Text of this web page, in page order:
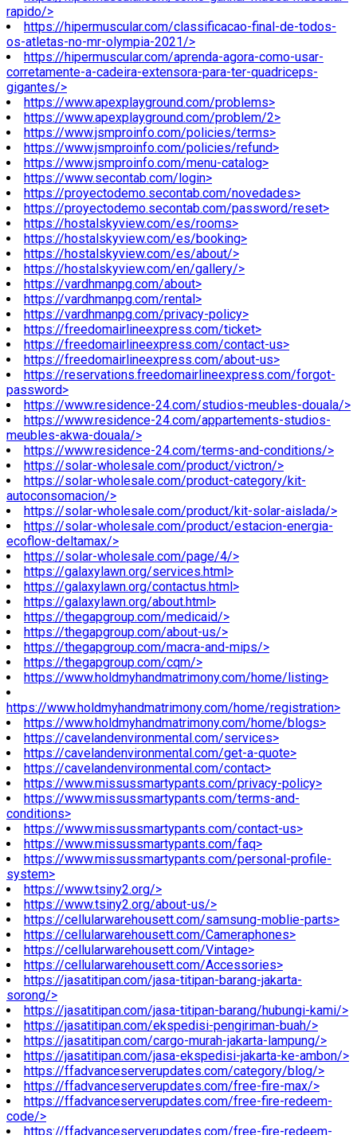
rapido/>
https://hipermuscular.com/classificacao-final-de-todos-
os-atletas-no-mr-olympia-2021/>
https://hipermuscular.com/aprenda-agora-como-usar-
corretamente-a-cadeira-extensora-para-ter-quadriceps-
gigantes/>
https://www.apexplayground.com/problems>
https://www.apexplayground.com/problem/2>
https://www.jsmproinfo.com/policies/terms>
https://www.jsmproinfo.com/policies/refund>
https://www.jsmproinfo.com/menu-catalog>
https://www.secontab.com/login>
https://proyectodemo.secontab.com/novedades>
https://proyectodemo.secontab.com/password/reset>
https://hostalskyview.com/es/rooms>
https://hostalskyview.com/es/booking>
https://hostalskyview.com/es/about/>
https://hostalskyview.com/en/gallery/>
https://vardhmanpg.com/about>
https://vardhmanpg.com/rental>
https://vardhmanpg.com/privacy-policy>
https://freedomairlineexpress.com/ticket>
https://freedomairlineexpress.com/contact-us>
https://freedomairlineexpress.com/about-us>
https://reservations.freedomairlineexpress.com/forgot-
password>
https://www.residence-24.com/studios-meubles-douala/>
https://www.residence-24.com/appartements-studios-
meubles-akwa-douala/>
https://www.residence-24.com/terms-and-conditions/>
https://solar-wholesale.com/product/victron/>
https://solar-wholesale.com/product-category/kit-
autoconsomacion/>
https://solar-wholesale.com/product/kit-solar-aislada/>
https://solar-wholesale.com/product/estacion-energia-
ecoflow-deltamax/>
https://solar-wholesale.com/page/4/>
https://galaxylawn.org/services.html>
https://galaxylawn.org/contactus.html>
https://galaxylawn.org/about.html>
https://thegapgroup.com/medicaid/>
https://thegapgroup.com/about-us/>
https://thegapgroup.com/macra-and-mips/>
https://thegapgroup.com/cqm/>
https://www.holdmyhandmatrimony.com/home/listing>
https://www.holdmyhandmatrimony.com/home/registration>
https://www.holdmyhandmatrimony.com/home/blogs>
https://cavelandenvironmental.com/services>
https://cavelandenvironmental.com/get-a-quote>
https://cavelandenvironmental.com/contact>
https://www.missussmartypants.com/privacy-policy>
https://www.missussmartypants.com/terms-and-
conditions>
https://www.missussmartypants.com/contact-us>
https://www.missussmartypants.com/faq>
https://www.missussmartypants.com/personal-profile-
system>
https://www.tsiny2.org/>
https://www.tsiny2.org/about-us/>
https://cellularwarehousett.com/samsung-moblie-parts>
https://cellularwarehousett.com/Cameraphones>
https://cellularwarehousett.com/Vintage>
https://cellularwarehousett.com/Accessories>
https://jasatitipan.com/jasa-titipan-barang-jakarta-
sorong/>
https://jasatitipan.com/jasa-titipan-barang/hubungi-kami/>
https://jasatitipan.com/ekspedisi-pengiriman-buah/>
https://jasatitipan.com/cargo-murah-jakarta-lampung/>
https://jasatitipan.com/jasa-ekspedisi-jakarta-ke-ambon/>
https://ffadvanceserverupdates.com/category/blog/>
https://ffadvanceserverupdates.com/free-fire-max/>
https://ffadvanceserverupdates.com/free-fire-redeem-
code/>
https://ffadvanceserverupdates.com/free-fire-redeem-